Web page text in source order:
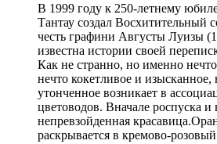
В 1999 году к 250-летнему
Тантау создал Восхитительный
честь графини Августы Луизы
известна истории своей
Как не странно, но именно нечто
нечто кокетливое и изысканное,
утонченное возникает в
цветоводов. Вначале роспуска
непревзойденная
раскрывается в кремово-